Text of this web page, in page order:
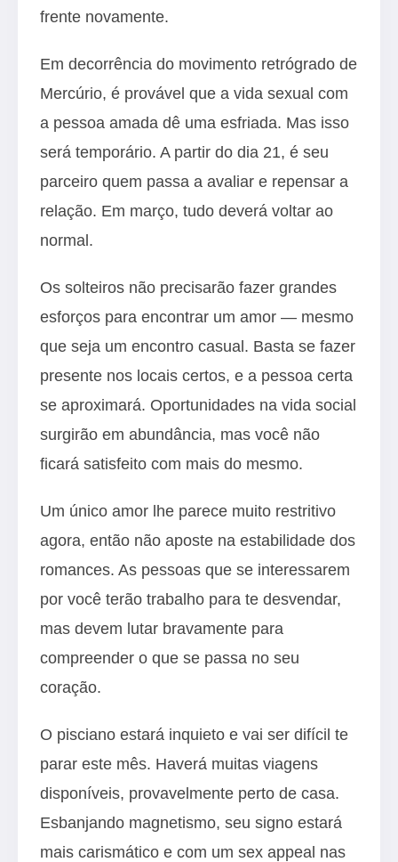
frente novamente.
Em decorrência do movimento retrógrado de
Mercúrio, é provável que a vida sexual com
a pessoa amada dê uma esfriada. Mas isso
será temporário. A partir do dia 21, é seu
parceiro quem passa a avaliar e repensar a
relação. Em março, tudo deverá voltar ao
normal.
Os solteiros não precisarão fazer grandes
esforços para encontrar um amor — mesmo
que seja um encontro casual. Basta se fazer
presente nos locais certos, e a pessoa certa
se aproximará. Oportunidades na vida social
surgirão em abundância, mas você não
ficará satisfeito com mais do mesmo.
Um único amor lhe parece muito restritivo
agora, então não aposte na estabilidade dos
romances. As pessoas que se interessarem
por você terão trabalho para te desvendar,
mas devem lutar bravamente para
compreender o que se passa no seu
coração.
O pisciano estará inquieto e vai ser difícil te
parar este mês. Haverá muitas viagens
disponíveis, provavelmente perto de casa.
Esbanjando magnetismo, seu signo estará
mais carismático e com um sex appeal nas